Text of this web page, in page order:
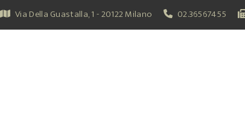
Skip
to
content
Via Della Guastalla, 1 - 20122 Milano 02.36567455